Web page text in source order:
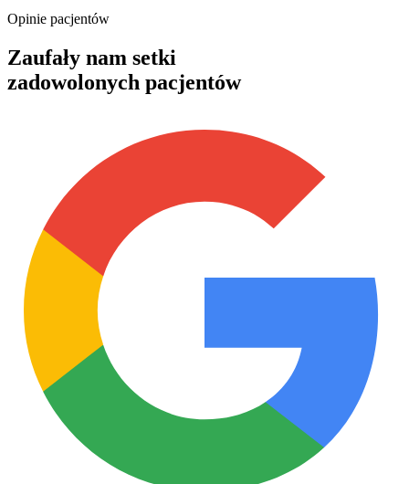
Opinie pacjentów
Zaufały nam setki
zadowolonych pacjentów